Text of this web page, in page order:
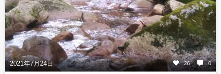
2021年7月24日 26 0